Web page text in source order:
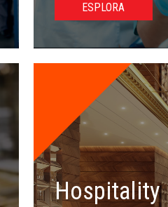
ESPLORA
Hospitality